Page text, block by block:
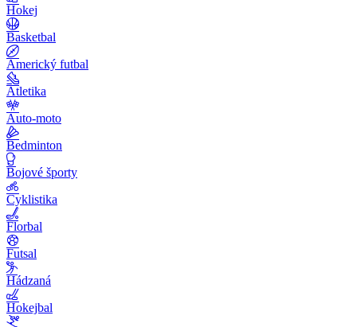
Hokej
Basketbal
Americký futbal
Atletika
Auto-moto
Bedminton
Bojové športy
Cyklistika
Florbal
Futsal
Hádzaná
Hokejbal